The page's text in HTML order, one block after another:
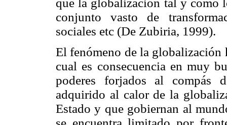
conjunto vasto de
sociales etc (De Zubiria, 1999).
El fenómeno de la
cual es consecuencia en muy
poderes forjados al compás
adquirido al calor de la
Estado y que gobiernan al